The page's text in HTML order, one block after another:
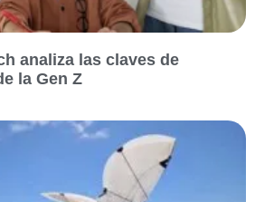
analiza las claves de
la Gen Z